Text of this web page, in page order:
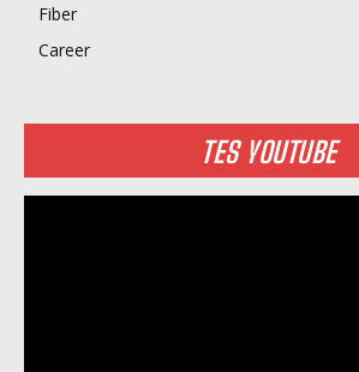
Fiber
Career
TES YOUTUBE